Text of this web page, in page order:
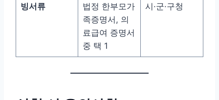
빙서류
법정 한부모가
족증명서, 의
료급여 증명서
중 택 1
시·군·구청